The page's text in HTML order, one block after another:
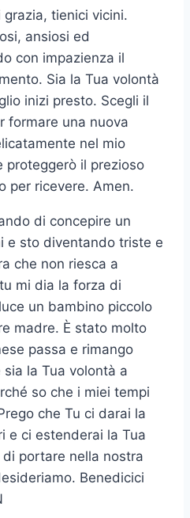
tienici vicini.
ansiosi ed
con impazienza il
Sia la Tua volontà
inizi presto. Scegli il
formare una nuova
nel mio
proteggerò il prezioso
per ricevere. Amen.
di concepire un
e sto diventando triste e
che non riesca a
mi dia la forza di
un bambino piccolo
madre. È stato molto
passa e rimango
​​la Tua volontà a
so che i miei tempi
che Tu ci darai la
e ci estenderai la Tua
portare nella nostra
Benedicici